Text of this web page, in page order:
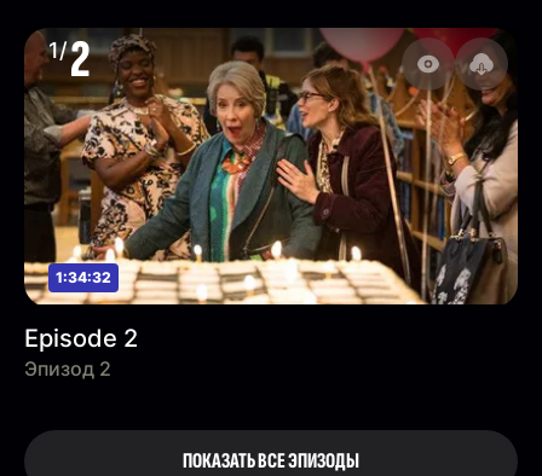
1/2
1:34:32
Episode 2
Эпизод 2
ПОКАЗАТЬ ВСЕ ЭПИЗОДЫ